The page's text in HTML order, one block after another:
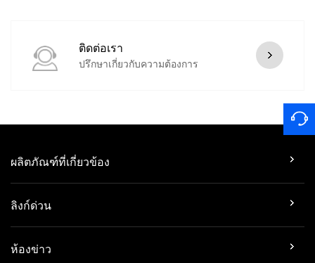
ติดต่อเรา
ปรึกษาเกี่ยวกับความต้องการ
ผลิตภัณฑ์ที่เกี่ยวข้อง
ลิงก์ด่วน
ห้องข่าว